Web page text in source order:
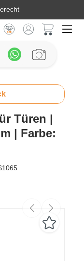
Türen |
| Farbe: